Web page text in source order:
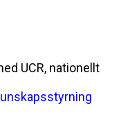
UCR, nationellt